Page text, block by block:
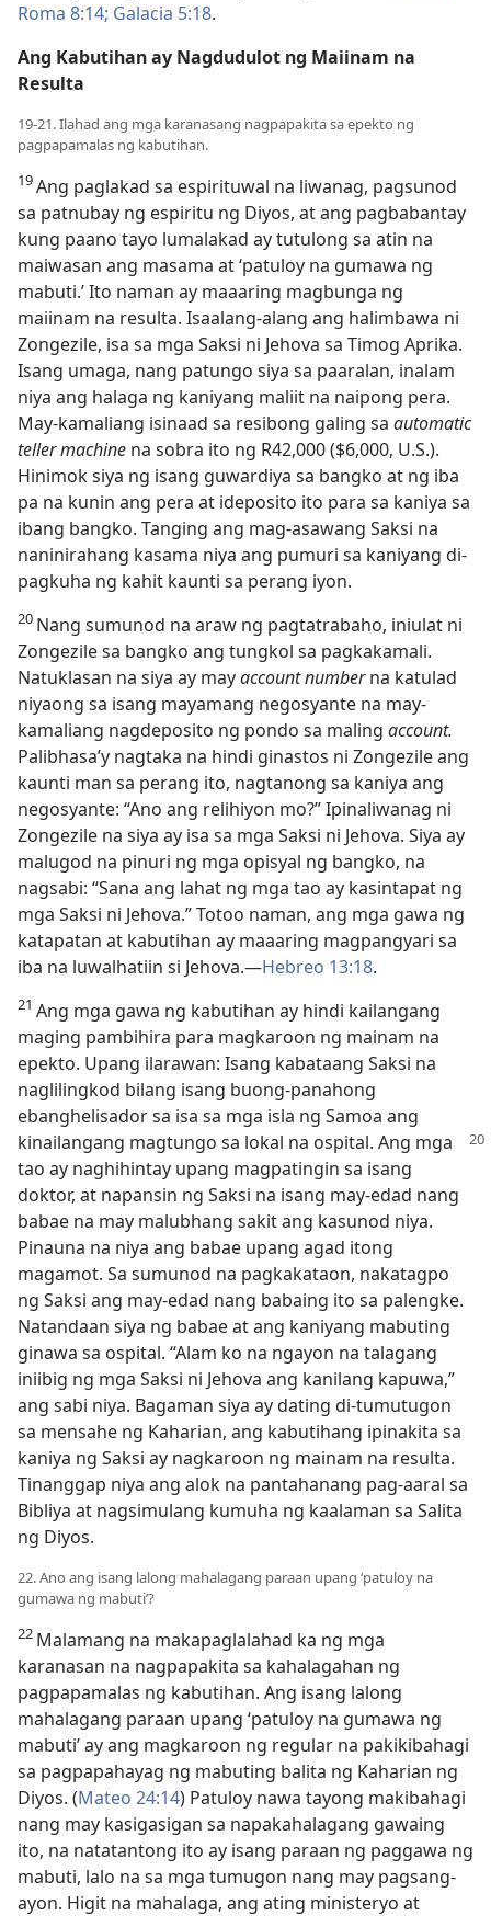
Roma 8:14; Galacia 5:18.
Ang Kabutihan ay Nagdudulot ng Maiinam na
Resulta
19-21. Ilahad ang mga karanasang nagpapakita sa epekto ng
pagpapamalas ng kabutihan.
19Ang paglakad sa espirituwal na liwanag, pagsunod
sa patnubay ng espiritu ng Diyos, at ang pagbabantay
kung paano tayo lumalakad ay tutulong sa atin na
maiwasan ang masama at ‘patuloy na gumawa ng
mabuti.’ Ito naman ay maaaring magbunga ng
maiinam na resulta. Isaalang-alang ang halimbawa ni
Zongezile, isa sa mga Saksi ni Jehova sa Timog Aprika.
Isang umaga, nang patungo siya sa paaralan, inalam
niya ang halaga ng kaniyang maliit na naipong pera.
May-kamaliang isinaad sa resibong galing sa automatic
teller machine na sobra ito ng R42,000 ($6,000, U.S.).
Hinimok siya ng isang guwardiya sa bangko at ng iba
pa na kunin ang pera at ideposito ito para sa kaniya sa
ibang bangko. Tanging ang mag-asawang Saksi na
naninirahang kasama niya ang pumuri sa kaniyang di-
pagkuha ng kahit kaunti sa perang iyon.
20 Nang sumunod na araw ng pagtatrabaho, iniulat ni
Zongezile sa bangko ang tungkol sa pagkakamali.
Natuklasan na siya ay mayaccount numberna katulad
niyaong sa isang mayamang negosyante na may-
kamaliang nagdeposito ng pondo sa maling account.
Palibhasa’y nagtaka na hindi ginastos ni Zongezile ang
kaunti man sa perang ito, nagtanong sa kaniya ang
negosyante: “Ano ang relihiyon mo?” Ipinaliwanag ni
Zongezile na siya ay isa sa mga Saksi ni Jehova. Siya ay
malugod na pinuri ng mga opisyal ng bangko, na
nagsabi: “Sana ang lahat ng mga tao ay kasintapat ng
mga Saksi ni Jehova.” Totoo naman, ang mga gawa ng
katapatan at kabutihan ay maaaring magpangyari sa
iba na luwalhatiin si Jehova.​—Hebreo 13:18.
21 Ang mga gawa ng kabutihan ay hindi kailangang
maging pambihira para magkaroon ng mainam na
epekto. Upang ilarawan: Isang kabataang Saksi na
naglilingkod bilang isang buong-panahong
ebanghelisador sa isa sa mga isla ng Samoa ang
kinailangang magtungo sa lokal na ospital. Ang mga
tao ay naghihintay upang magpatingin sa isang
doktor, at napansin ng Saksi na isang may-edad nang
babae na may malubhang sakit ang kasunod niya.
Pinauna na niya ang babae upang agad itong
magamot. Sa sumunod na pagkakataon, nakatagpo
ng Saksi ang may-edad nang babaing ito sa palengke.
Natandaan siya ng babae at ang kaniyang mabuting
ginawa sa ospital. “Alam ko na ngayon na talagang
iniibig ng mga Saksi ni Jehova ang kanilang kapuwa,”
ang sabi niya. Bagaman siya ay dating di-tumutugon
sa mensahe ng Kaharian, ang kabutihang ipinakita sa
kaniya ng Saksi ay nagkaroon ng mainam na resulta.
Tinanggap niya ang alok na pantahanang pag-aaral sa
Bibliya at nagsimulang kumuha ng kaalaman sa Salita
ng Diyos.
22. Ano ang isang lalong mahalagang paraan upang ‘patuloy na
gumawa ng mabuti’?
22 Malamang na makapaglalahad ka ng mga
karanasan na nagpapakita sa kahalagahan ng
pagpapamalas ng kabutihan. Ang isang lalong
mahalagang paraan upang ‘patuloy na gumawa ng
mabuti’ ay ang magkaroon ng regular na pakikibahagi
sa pagpapahayag ng mabuting balita ng Kaharian ng
Diyos. (Mateo 24:14) Patuloy nawa tayong makibahagi
nang may kasigasigan sa napakahalagang gawaing
ito, na natatantong ito ay isang paraan ng paggawa ng
mabuti, lalo na sa mga tumugon nang may pagsang-
ayon. Higit na mahalaga, ang ating ministeryo at